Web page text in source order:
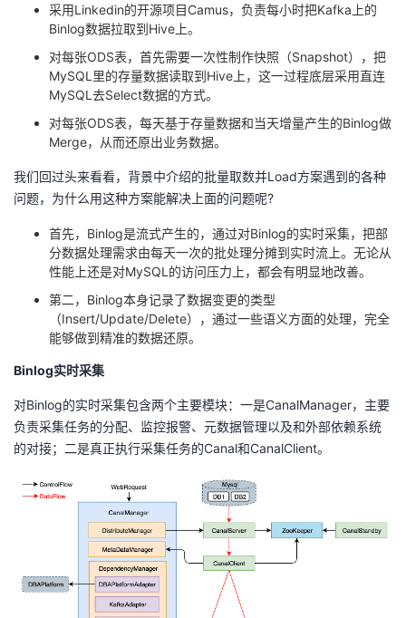
采用Linkedin的开源项目Camus，负责每小时把Kafka上的
Binlog数据拉取到Hive上。
对每张ODS表，首先需要一次性制作快照（Snapshot），把
MySQL里的存量数据读取到Hive上，这一过程底层采用直连
MySQL去Select数据的方式。
对每张ODS表，每天基于存量数据和当天增量产生的Binlog做
Merge，从而还原出业务数据。
我们回过头来看看，背景中介绍的批量取数并Load方案遇到的各种
问题，为什么用这种方案能解决上面的问题呢?
首先，Binlog是流式产生的，通过对Binlog的实时采集，把部
分数据处理需求由每天一次的批处理分摊到实时流上。无论从
性能上还是对MySQL的访问压力上，都会有明显地改善。
第二，Binlog本身记录了数据变更的类型
（Insert/Update/Delete），通过一些语义方面的处理，完全
能够做到精准的数据还原。
Binlog实时采集
对Binlog的实时采集包含两个主要模块：一是CanalManager，主要
负责采集任务的分配、监控报警、元数据管理以及和外部依赖系统
的对接；二是真正执行采集任务的Canal和CanalClient。